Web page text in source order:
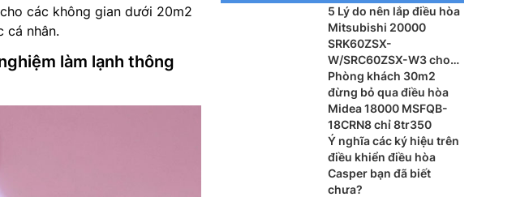
các không gian dưới 20m2
cá nhân.
làm lạnh thông
5 Lý do nên lắp điều hòa
Mitsubishi 20000
SRK60ZSX-
W/SRC60ZSX-W3 cho
phòng khách
Phòng khách 30m2
đừng bỏ qua điều hòa
Midea 18000 MSFQB-
18CRN8 chỉ 8tr350
Ý nghĩa các ký hiệu trên
điều khiển điều hòa
Casper bạn đã biết
chưa?